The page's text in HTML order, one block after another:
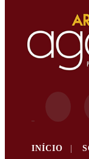
INÍCIO